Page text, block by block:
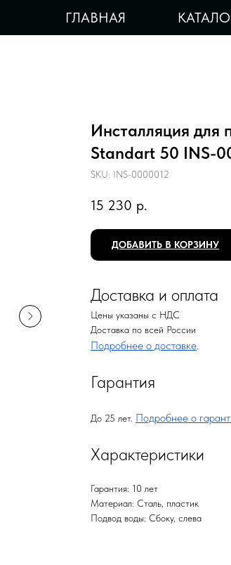
ГЛАВНАЯ
Инсталляция для
Standart 50 INS-
SKU: INS-0000012
15 230 р.
ДОБАВИТЬ В КОРЗИНУ
Доставка и оплата
Цены указаны с НДС
Доставка по всей России
Подробнее о доставке
Гарантия
До 25 лет. Подробнее о
Характеристики
Гарантия: 10 лет
Материал: Сталь, пластик
Подвод воды: Сбоку, слева